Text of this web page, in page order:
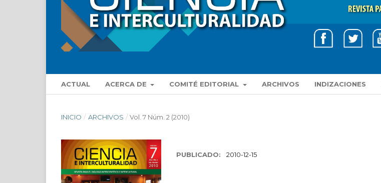
ACTUAL ACERCA DE COMITÉ EDITORIAL ARCHIVOS INDIZACIONES
INICIO / ARCHIVOS / Vol. 7 Núm. 2 (2010)
PUBLICADO: 2010-12-15